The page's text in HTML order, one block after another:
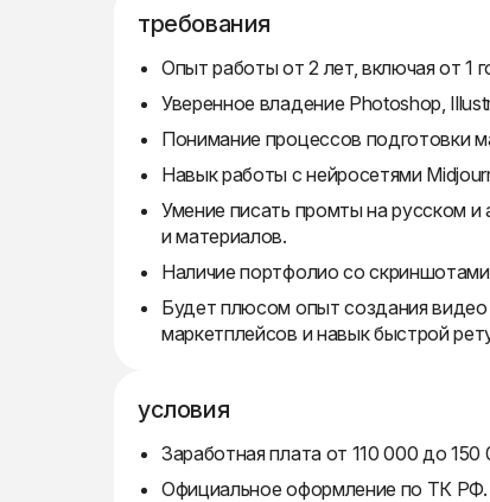
требования
Опыт работы от 2 лет, включая от 1
Уверенное владение Photoshop,
Понимание процессов подготовки
Навык работы с нейросетями
Умение писать промты на русском и
и материалов.
Наличие портфолио со
Будет плюсом опыт создания видео
маркетплейсов и навык быстрой
условия
Заработная плата от 110 000 до
Официальное оформление по ТК РФ.